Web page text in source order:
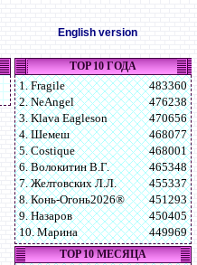
English version
TOP 10 ГОДА
1. Fragile
483360
2. NeAngel
476238
3. Klava Eagleson
470656
4. Шемеш
468077
5. Costique
468001
6. Волокитин В.Г.
465348
7. Желтовских Л.Л.
455337
8. Конь-Огонь2026®
451293
9. Назаров
450405
10. Марина
449969
TOP 10 МЕСЯЦА